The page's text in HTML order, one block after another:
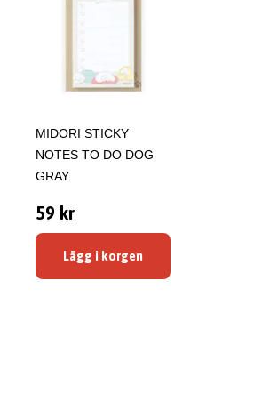
MIDORI STICKY
NOTES TO DO DOG
GRAY
59 kr
Lägg i korgen